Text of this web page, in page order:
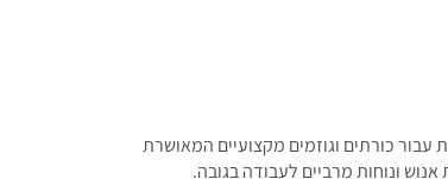
עבור כורתים וגוזמים מקצועיים המאושרת
ונוחות מרביים לעבודה בגובה.